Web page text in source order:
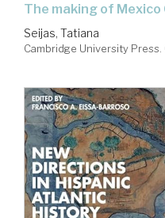
the making of Mexico
Seijas, Tatiana
Cambridge University